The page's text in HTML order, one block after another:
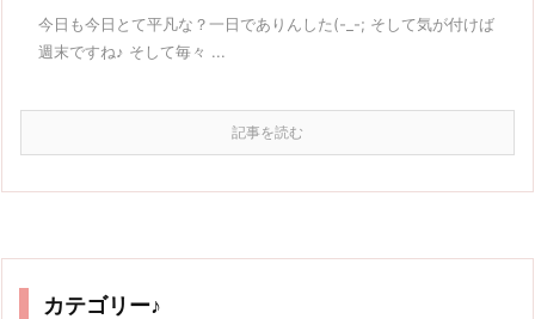
今日も今日とて平凡な？一日でありんした(-_-; そして気が付けば
週末ですね♪ そして毎々 ...
記事を読む
カテゴリー♪